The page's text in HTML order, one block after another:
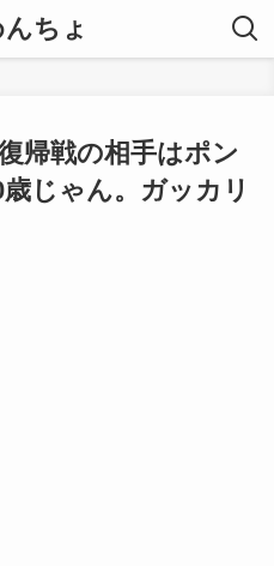
ちょ
帰戦の相手はポン
じゃん。ガッカリ